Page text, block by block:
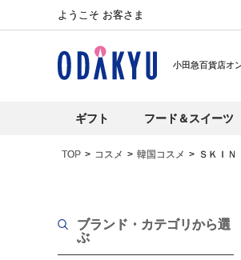
ようこそ お客さま
小田急百貨店オ
ギフト フード＆スイーツ
TOP コスメ 韓国コスメ ＳＫＩ
ブランド・カテゴリから選
ぶ